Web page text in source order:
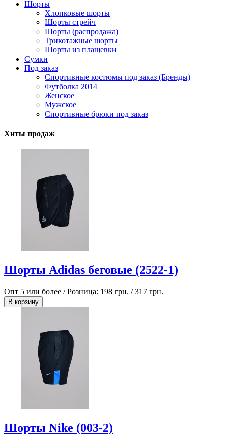
Шорты
Хлопковые шорты
Шорты стрейч
Шорты (распродажа)
Трикотажные шорты
Шорты из плащевки
Сумки
Под заказ
Спортивные костюмы под заказ (Бренды)
Футболка 2014
Женское
Мужское
Спортивные брюки под заказ
Хиты продаж
Шорты Adidas беговые (2522-1)
Опт 5 или более / Розница: 198 грн. /317 грн.
В корзину
Шорты Nike (003-2)